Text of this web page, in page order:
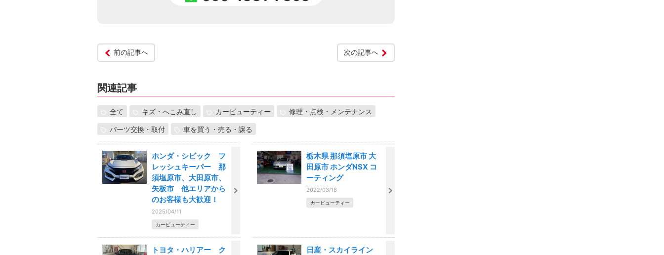
前の記事へ 次の記事へ
関連記事
全て キズ・へこみ直し カービューティー 修理・点検・メンテナンス
パーツ交換・取付 車を買う・売る・譲る
ホンダ・シビック フ
レッシュキーパー 那
須塩原市、大田原市、
矢板市 他エリアから
のお客様も大歓迎！
2025/04/11
カービューティー
栃木県 那須塩原市 大
田原市 ホンダNSX コ
ーティング
2022/03/18
カービューティー
トヨタ・ハリアー ク
日産・スカイライン